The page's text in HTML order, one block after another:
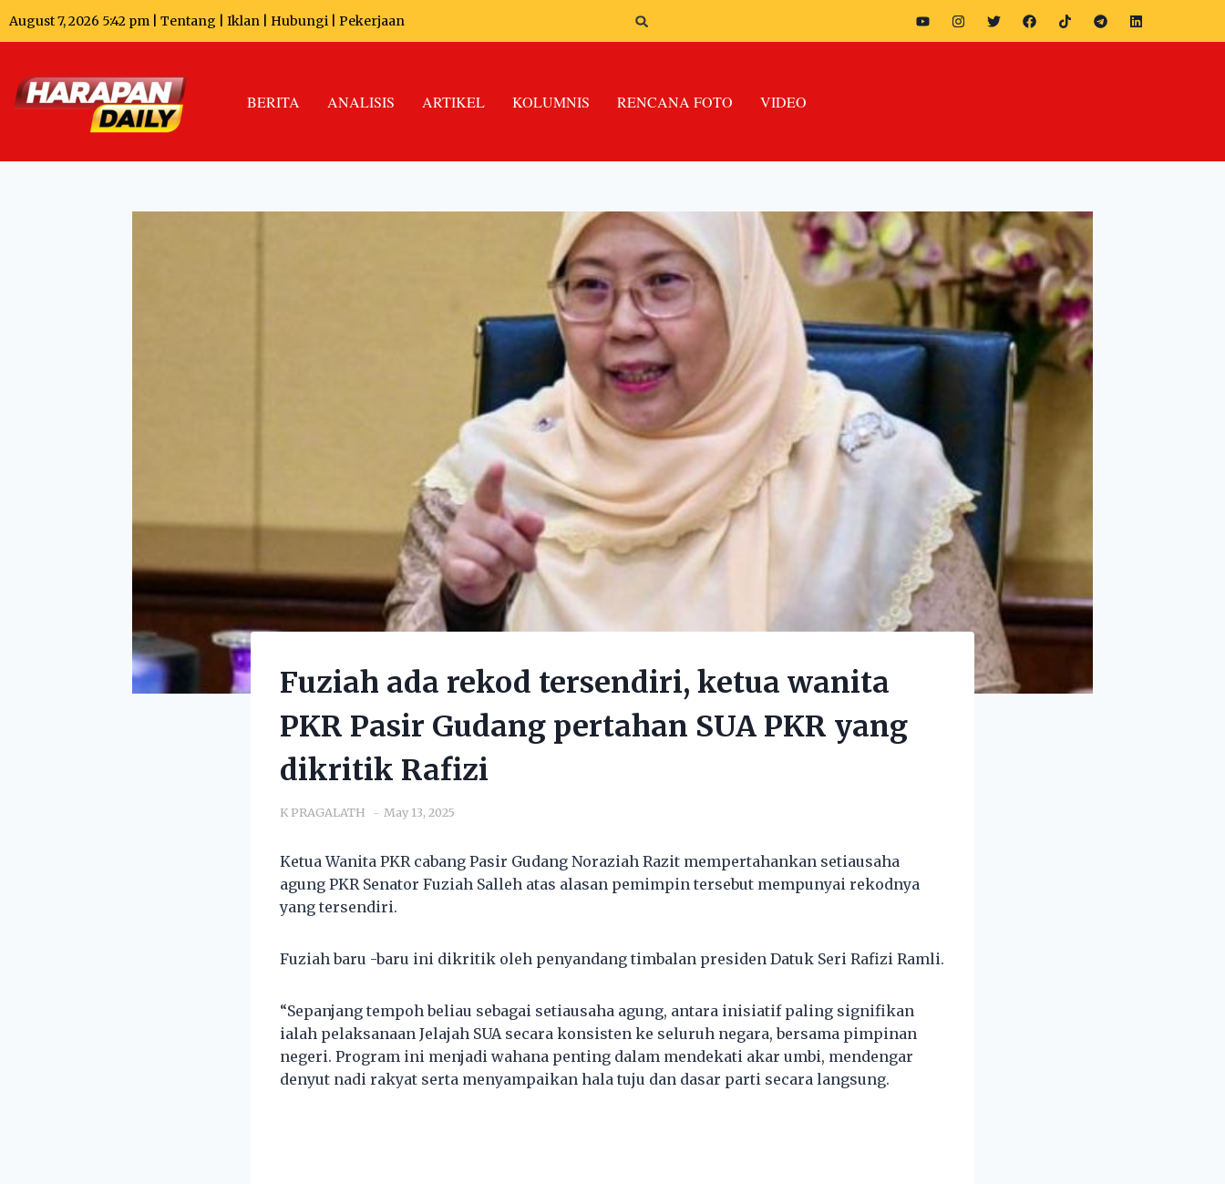
August 7, 2026 5:42 pm | Tentang Iklan Hubungi Pekerjaan
BERITA ANALISIS ARTIKEL KOLUMNIS RENCANA FOTO VIDEO
Fuziah ada rekod tersendiri, ketua wanita
PKR Pasir Gudang pertahan SUA PKR yang
dikritik Rafizi
K PRAGALATH May 13, 2025
Ketua Wanita PKR cabang Pasir Gudang Noraziah Razit mempertahankan setiausaha
agung PKR Senator Fuziah Salleh atas alasan pemimpin tersebut mempunyai rekodnya
yang tersendiri.
Fuziah baru -baru ini dikritik oleh penyandang timbalan presiden Datuk Seri Rafizi Ramli.
“Sepanjang tempoh beliau sebagai setiausaha agung, antara inisiatif paling signifikan
ialah pelaksanaan Jelajah SUA secara konsisten ke seluruh negara, bersama pimpinan
negeri. Program ini menjadi wahana penting dalam mendekati akar umbi, mendengar
denyut nadi rakyat serta menyampaikan hala tuju dan dasar parti secara langsung.